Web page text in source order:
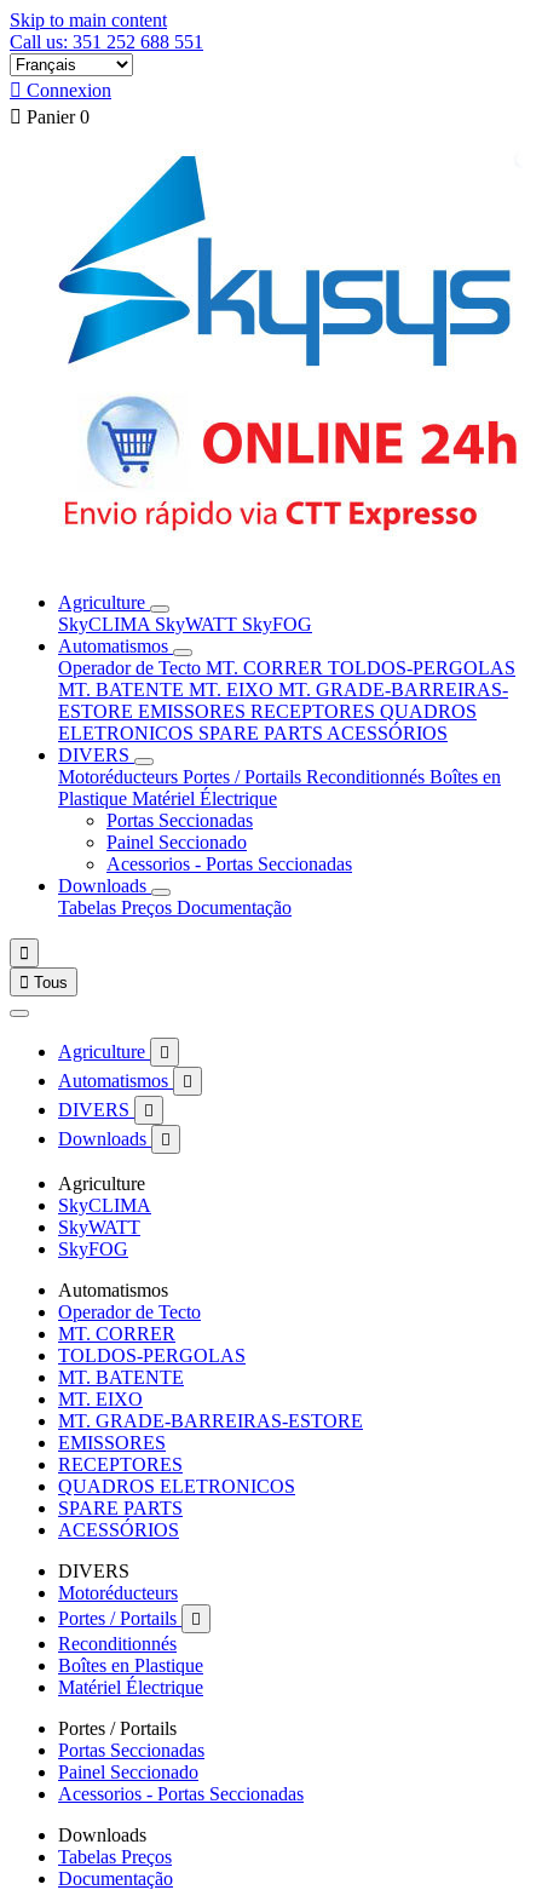
Skip to main content
Call us: 351 252 688 551
 Connexion
 Panier 0
Agriculture
SkyCLIMA SkyWATT SkyFOG
Automatismos
Operador de Tecto MT. CORRER TOLDOS-PERGOLAS
MT. BATENTE MT. EIXO MT. GRADE-BARREIRAS-
ESTORE EMISSORES RECEPTORES QUADROS
ELETRONICOS SPARE PARTS ACESSÓRIOS
DIVERS
Motoréducteurs Portes / Portails Reconditionnés Boîtes en
Plastique Matériel Électrique
Portas Seccionadas
Painel Seccionado
Acessorios - Portas Seccionadas
Downloads
Tabelas Preços Documentação

 Tous
Agriculture 
Automatismos 
DIVERS 
Downloads 
Agriculture
SkyCLIMA
SkyWATT
SkyFOG
Automatismos
Operador de Tecto
MT. CORRER
TOLDOS-PERGOLAS
MT. BATENTE
MT. EIXO
MT. GRADE-BARREIRAS-ESTORE
EMISSORES
RECEPTORES
QUADROS ELETRONICOS
SPARE PARTS
ACESSÓRIOS
DIVERS
Motoréducteurs
Portes / Portails

Reconditionnés
Boîtes en Plastique
Matériel Électrique
Portes / Portails
Portas Seccionadas
Painel Seccionado
Acessorios - Portas Seccionadas
Downloads
Tabelas Preços
Documentação